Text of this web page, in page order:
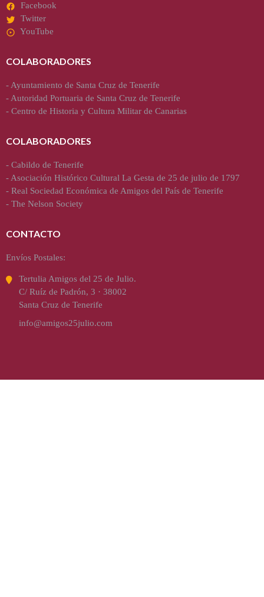
Facebook
Twitter
YouTube
COLABORADORES
-Ayuntamiento de Santa Cruz de Tenerife
-Autoridad Portuaria de Santa Cruz de Tenerife
- Centro de Historia y Cultura Militar de Canarias
COLABORADORES
- Cabildo de Tenerife
-Asociación Histórico Cultural La Gesta de 25 de julio de 1797
- Real Sociedad Económica de Amigos del País de Tenerife
- The Nelson Society
CONTACTO
Envíos Postales:
Tertulia Amigos del 25 de Julio.
C/ Ruíz de Padrón, 3 · 38002
Santa Cruz de Tenerife
info@amigos25julio.com